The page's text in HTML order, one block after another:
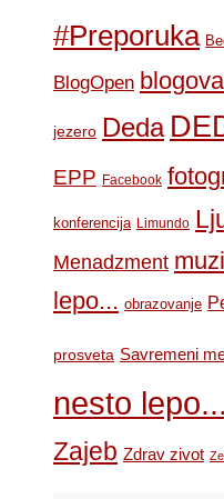
#Preporuka
BlogOpen
jezero Deda
EPP Facebook
konferencija Limundo
Menadzment
lepo... obrazovanje
prosveta Savremeni
nesto lepo...
Zajeb Zdrav zivot